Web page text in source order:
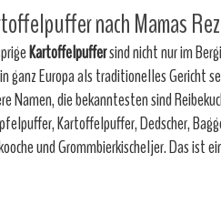
nach Mamas
Kartoffelpuffersind nicht nur im
ganz Europa als traditionelles Gericht
Namen, die bekanntesten sind
Kartoffelpuffer, Dedscher,
und Grommbierkischeljer. Das ist